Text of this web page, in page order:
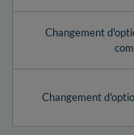
Changement
Changement